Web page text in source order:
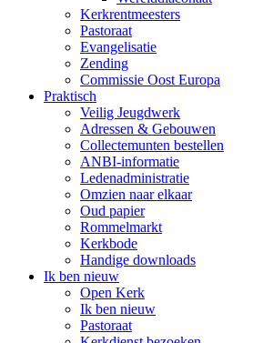
Kerkrentmeesters
Pastoraat
Evangelisatie
Zending
Commissie Oost Europa
Praktisch
Veilig Jeugdwerk
Adressen & Gebouwen
Collectemunten bestellen
ANBI-informatie
Ledenadministratie
Omzien naar elkaar
Oud papier
Rommelmarkt
Kerkbode
Handige downloads
Ik ben nieuw
Open Kerk
Ik ben nieuw
Pastoraat